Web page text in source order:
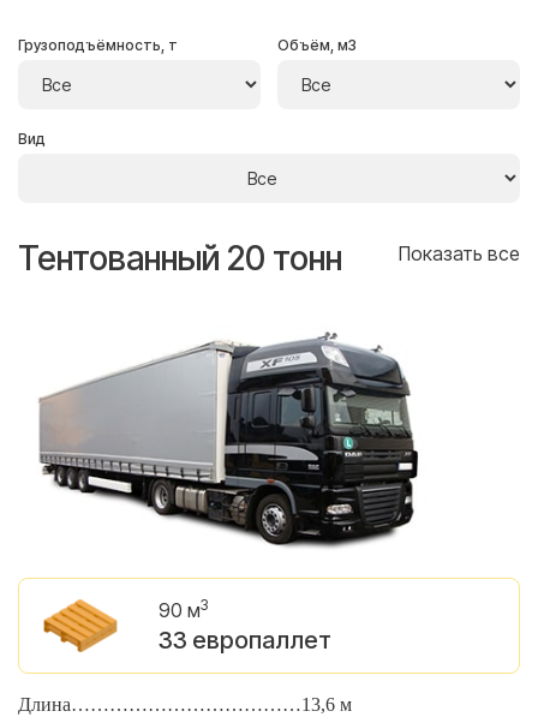
Грузоподъёмность, т Объём, м3
Вид
Тентованный 20 тонн Показать все
90 м3
33 европаллет
Длина………………………………13,6 м